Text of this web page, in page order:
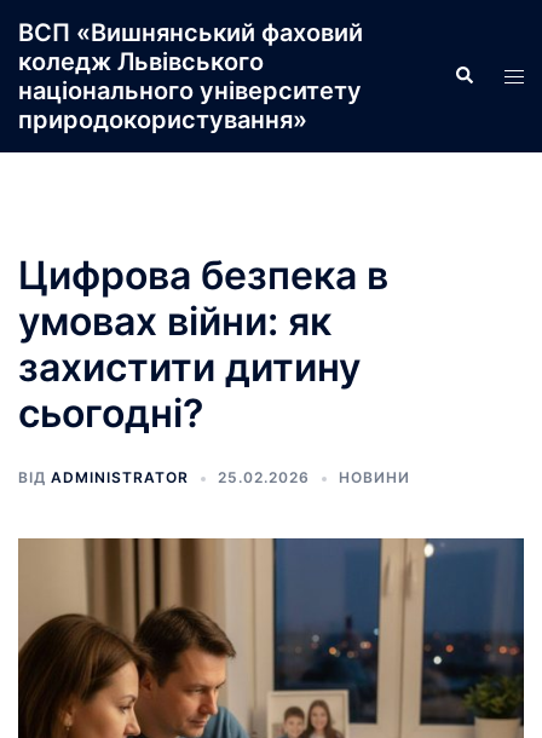
до
вмісту
ВСП «Вишнянський фаховий
коледж Львівського
національного університету
природокористування»
Пошук
Цифрова безпека в
умовах війни: як
захистити дитину
сьогодні?
ВІД ADMINISTRATOR 25.02.2026 НОВИНИ